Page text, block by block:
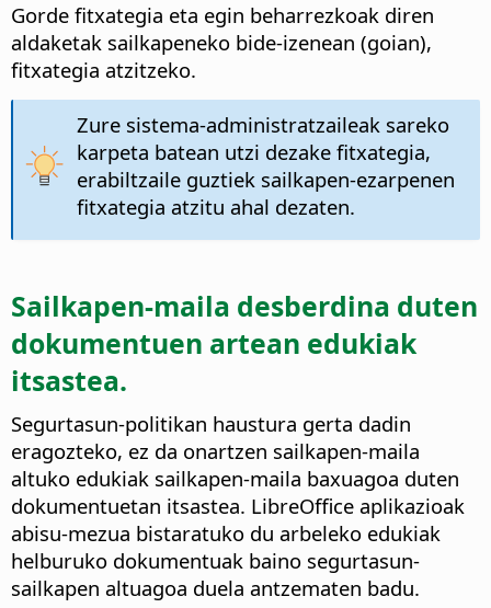
Gorde fitxategia eta egin beharrezkoak diren
aldaketak sailkapeneko bide-izenean (goian),
fitxategia atzitzeko.
Zure sistema-administratzaileak sareko
karpeta batean utzi dezake fitxategia,
erabiltzaile guztiek sailkapen-ezarpenen
fitxategia atzitu ahal dezaten.
Sailkapen-maila desberdina duten
dokumentuen artean edukiak
itsastea.
Segurtasun-politikan haustura gerta dadin
eragozteko, ez da onartzen sailkapen-maila
altuko edukiak sailkapen-maila baxuagoa duten
dokumentuetan itsastea. LibreOffice aplikazioak
abisu-mezua bistaratuko du arbeleko edukiak
helburuko dokumentuak baino segurtasun-
sailkapen altuagoa duela antzematen badu.